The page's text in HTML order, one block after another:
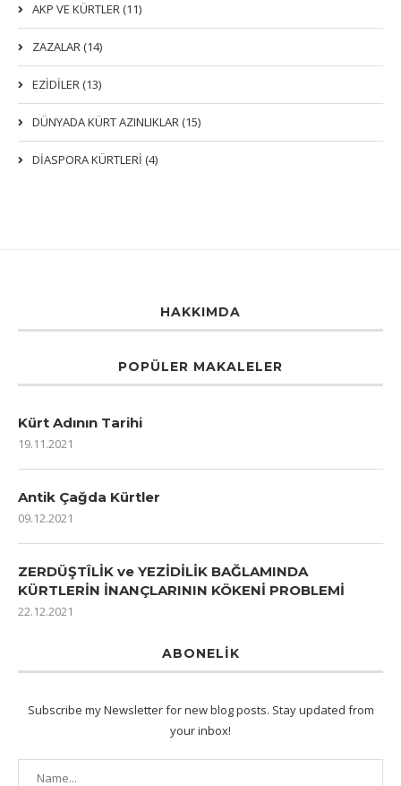
AKP VE KÜRTLER (11)
ZAZALAR (14)
EZIDILER (13)
DÜNYADA KÜRT AZINLIKLAR (15)
DİASPORA KÜRTLERİ (4)
HAKKIMDA
POPÜLER MAKALELER
Kürt Adının Tarihi
19.11.2021
Antik Çağda Kürtler
09.12.2021
ZERDÜŞTÎLİK ve YEZİDİLİK BAĞLAMINDA
KÜRTLERİN İNANÇLARININ KÖKENİ PROBLEMİ
22.12.2021
ABONELIK
Subscribe my Newsletter for new blog posts. Stay updated from
your inbox!